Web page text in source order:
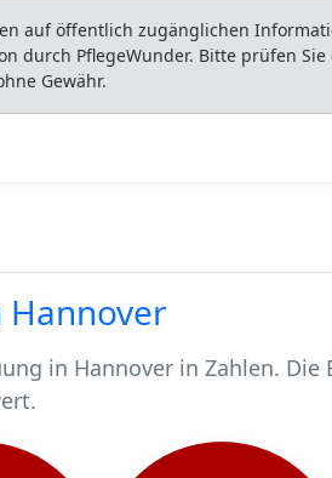
auf öffentlich zugänglichen
durch PflegeWunder. Bitte prüfen
Gewähr.
in Hannover in Zahlen.
rund 31850 pflegebedürftig.
Menschen werden stationär
in Hannover, rund 26754